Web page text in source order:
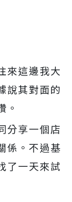
來這邊我大
說其對面的
。
分享一個店
係。不過基
了一天來試